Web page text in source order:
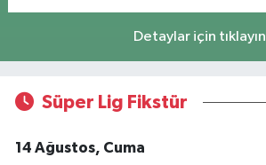
Detaylar için tıklayın
Süper Lig Fikstür
14 Ağustos, Cuma